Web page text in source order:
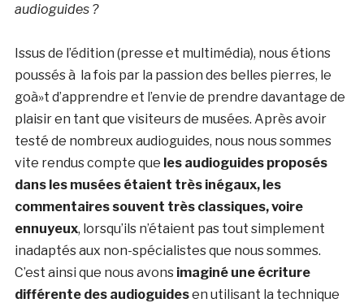
audioguides ?
Issus de l’édition (presse et multimédia), nous étions
poussés à la fois par la passion des belles pierres, le
goà»t d’apprendre et l’envie de prendre davantage de
plaisir en tant que visiteurs de musées. Après avoir
testé de nombreux audioguides, nous nous sommes
vite rendus compte que les audioguides proposés
dans les musées étaient très inégaux, les
commentaires souvent très classiques, voire
ennuyeux, lorsqu’ils n’étaient pas tout simplement
inadaptés aux non-spécialistes que nous sommes.
C’est ainsi que nous avons imaginé une écriture
différente des audioguidesen utilisant la technique